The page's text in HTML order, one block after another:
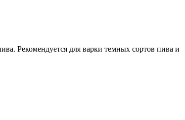
Рекомендуется для варки темных сортов пива и